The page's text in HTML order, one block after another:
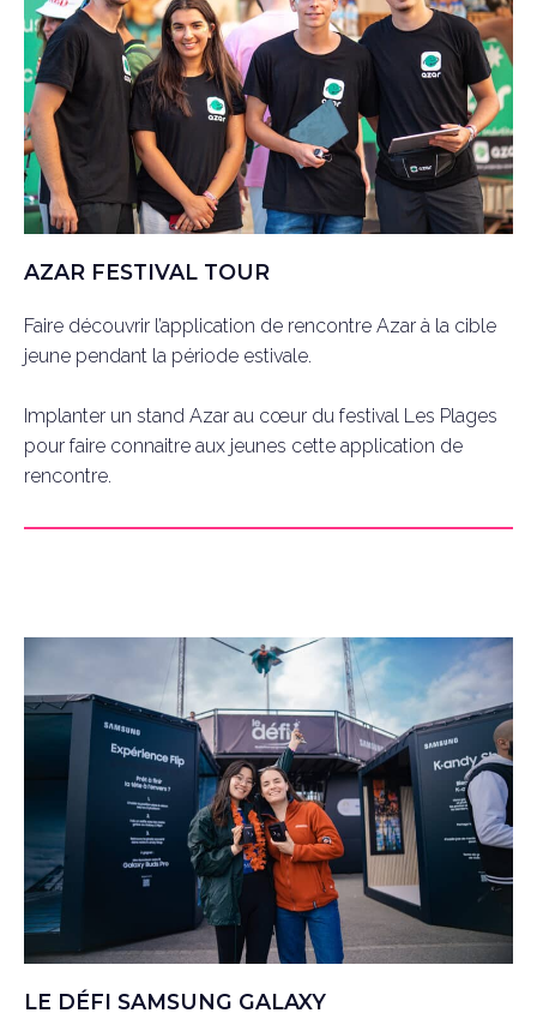
AZAR FESTIVAL TOUR
Faire découvrir l’application de rencontre Azar à la cible
jeune pendant la période estivale.
Implanter un stand Azar au cœur du festival Les Plages
pour faire connaitre aux jeunes cette application de
rencontre.
LE DÉFI SAMSUNG GALAXY